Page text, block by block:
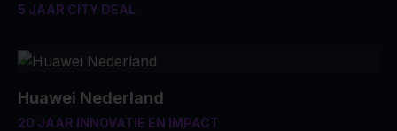
5 JAAR CITY DEAL
Huawei Nederland
20 JAAR INNOVATIE EN IMPACT